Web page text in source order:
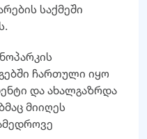
საქმეში
ჩართული იყო
და ახალგაზრდა
მიიღეს